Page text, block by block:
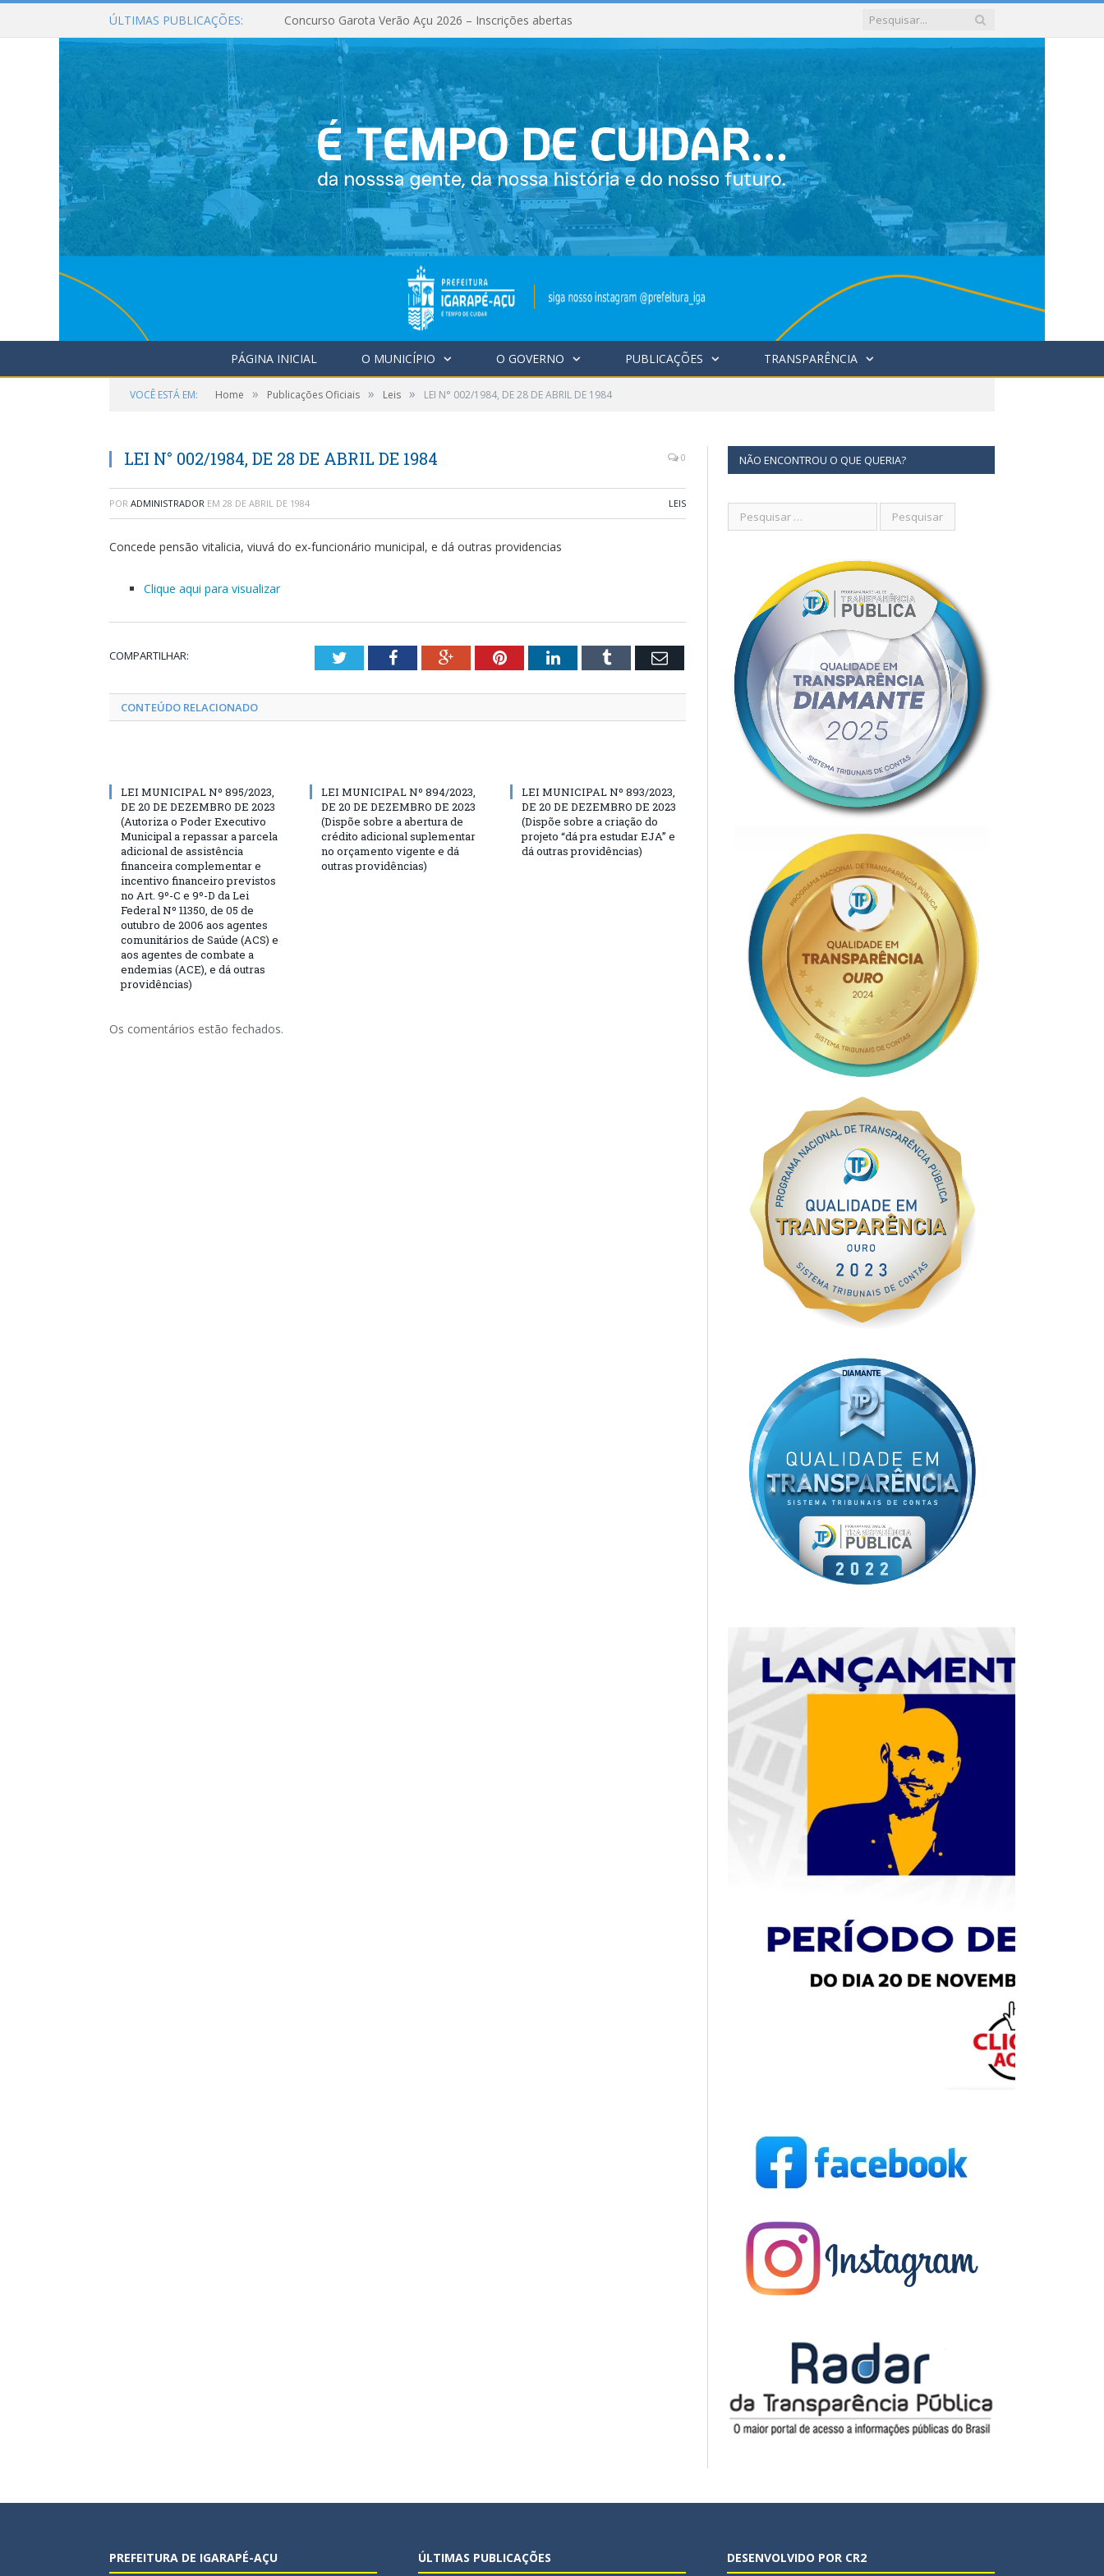
ÚLTIMAS PUBLICAÇÕES: Concurso Garota Verão Açu 2026 – Inscrições abertas
PÁGINA INICIAL O MUNICÍPIO O GOVERNO PUBLICAÇÕES TRANSPARÊNCIA
VOCÊ ESTÁ EM: Home » Publicações Oficiais » Leis » LEI N° 002/1984, DE 28 DE ABRIL DE 1984
LEI N° 002/1984, DE 28 DE ABRIL DE 1984 0
POR ADMINISTRADOR EM 28 DE ABRIL DE 1984 LEIS
Concede pensão vitalicia, viuvá do ex-funcionário municipal, e dá outras providencias
Clique aqui para visualizar
COMPARTILHAR: TwitterFacebookGoogle+PinterestLinkedInTumblr Email
CONTEÚDO RELACIONADO
LEI MUNICIPAL Nº 895/2023,
DE 20 DE DEZEMBRO DE 2023
(Autoriza o Poder Executivo
Municipal a repassar a parcela
adicional de assistência
financeira complementar e
incentivo financeiro previstos
no Art. 9º-C e 9º-D da Lei
Federal Nº 11350, de 05 de
outubro de 2006 aos agentes
comunitários de Saúde (ACS) e
aos agentes de combate a
endemias (ACE), e dá outras
providências)
LEI MUNICIPAL Nº 894/2023,
DE 20 DE DEZEMBRO DE 2023
(Dispõe sobre a abertura de
crédito adicional suplementar
no orçamento vigente e dá
outras providências)
LEI MUNICIPAL Nº 893/2023,
DE 20 DE DEZEMBRO DE 2023
(Dispõe sobre a criação do
projeto “dá pra estudar EJA” e
dá outras providências)
Os comentários estão fechados.
NÃO ENCONTROU O QUE QUERIA?
PREFEITURA DE IGARAPÉ-AÇU ÚLTIMAS PUBLICAÇÕES DESENVOLVIDO POR CR2